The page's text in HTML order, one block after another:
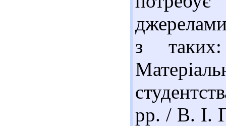
з
рр. / В. І.